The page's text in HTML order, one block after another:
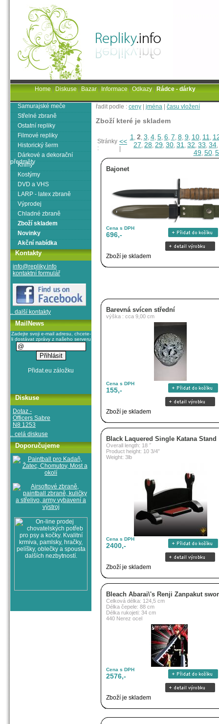
řadit podle : ceny jména času vložení
Zboží které je skladem
Stránky
:
<<
1, 2, 3, 4, 5, 6, 7, 8, 9, 10, 11,
27, 28, 29, 30, 31 , 32, 33, 34,
49, 50,
Bajonet
Cena s DPH
696,-
Zboží je skladem
Barevná svícen střední
výška : cca 9,00 cm
Cena s DPH
155,-
Zboží je skladem
Black Laquered Single Katana Stand
Overall length: 18 ˝
Product height: 10 3/4”
Weight: 3lb
Cena s DPH
2400,-
Zboží je skladem
Bleach Abarai\'s Renji Zanpakut
Celková délka: 124,5 cm
Délka čepele: 88 cm
Délka rukojeti: 34 cm
440 Nerez ocel
Cena s DPH
2576,-
Zboží je skladem
Samurajské meče
Střelné zbraně
Ostatní repliky
Filmové repliky
Historický šerm
Dárkové a dekorační
předměty
Knihy
Kostýmy
DVD a VHS
LARP - latex zbraně
Výprodej
Chladné zbraně
Zboží skladem
Novinky
Akční nabídka
Kontakty
info@repliky.info
kontaktní formulář
.. další kontakty
MailNews
Zadejte svoji e-mail adresu, chcete-
li dostávat zprávy z našeho serveru
Diskuse
Dotaz -
Officers Sabre
N8 1253
.. celá diskuse
Doporučujeme
Home|Diskuse|Bazar|Informace|Odkazy|Rádce - dárky